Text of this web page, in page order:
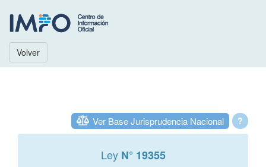
Volver
?
Ver Base Jurisprudencia Nacional
Ley N° 19355